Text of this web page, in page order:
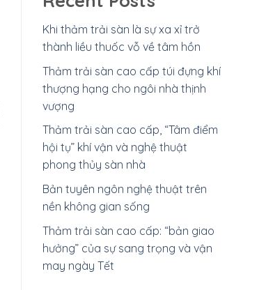
Khi thảm trải sàn là sự xa xỉ trở
thành liều thuốc vỗ về tâm hồn
Thảm trải sàn cao cấp túi đựng khí
thượng hạng cho ngôi nhà thịnh
vượng
Thảm trải sàn cao cấp, “Tâm điểm
hội tụ” khí vận và nghệ thuật
phong thủy sàn nhà
Bản tuyên ngôn nghệ thuật trên
nền không gian sống
Thảm trải sàn cao cấp: “bản giao
hưởng” của sự sang trọng và vận
may ngày Tết